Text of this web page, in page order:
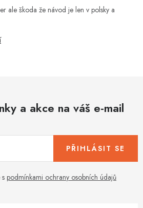
ale škoda že návod je len v polsky a
a akce na váš e-mail
podmínkami ochrany osobních údajů
PŘIHLÁSIT SE